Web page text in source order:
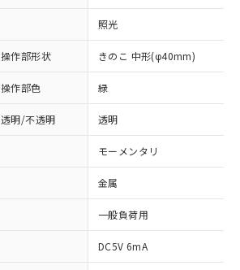
照光
操作部形状 きのこ 中形(φ40mm)
操作部色 緑
透明/不透明 透明
モーメンタリ
金属
一般負荷用
DC5V 6mA